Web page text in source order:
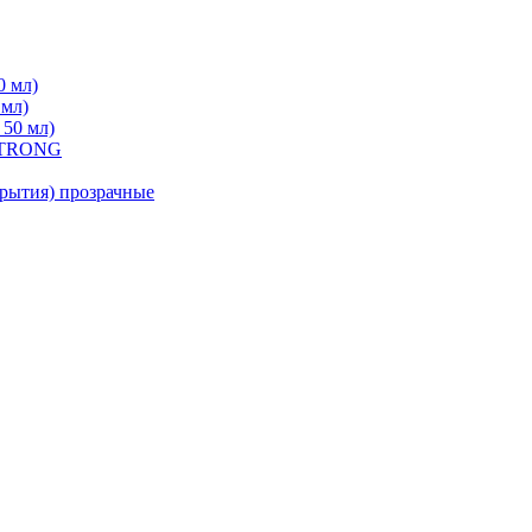
мл)
мл)
прозрачные